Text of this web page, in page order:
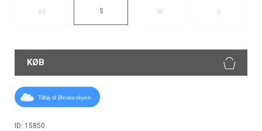
XS S M L
KØB
Tilføj til Ønskeskyen
ID: 15850